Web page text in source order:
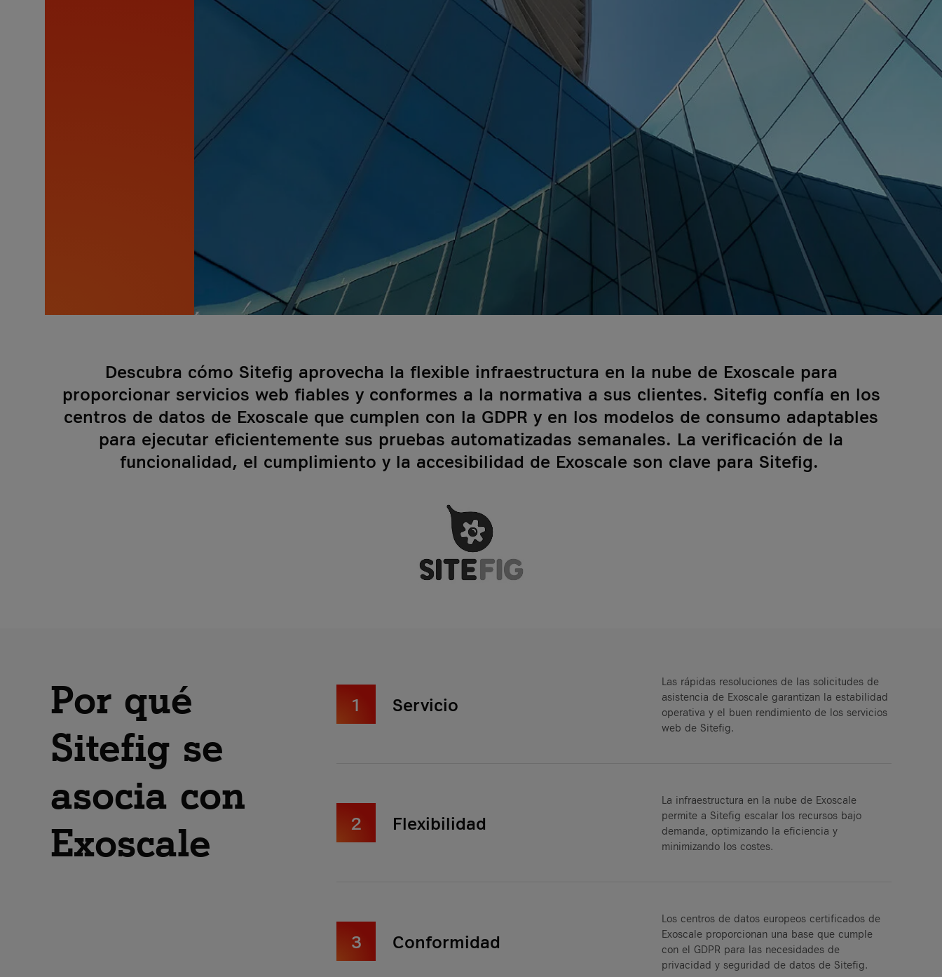
Descubra cómo Sitefig aprovecha la flexible infraestructura en la nube de Exoscale para
proporcionar servicios web fiables y conformes a la normativa a sus clientes. Sitefig confía en los
centros de datos de Exoscale que cumplen con la GDPR y en los modelos de consumo adaptables
para ejecutar eficientemente sus pruebas automatizadas semanales. La verificación de la
funcionalidad, el cumplimiento y la accesibilidad de Exoscale son clave para Sitefig.
Por qué
Sitefig se
asocia con
Exoscale
1 Servicio
Las rápidas resoluciones de las solicitudes de
asistencia de Exoscale garantizan la estabilidad
operativa y el buen rendimiento de los servicios
web de Sitefig.
2 Flexibilidad
La infraestructura en la nube de Exoscale
permite a Sitefig escalar los recursos bajo
demanda, optimizando la eficiencia y
minimizando los costes.
3 Conformidad
Los centros de datos europeos certificados de
Exoscale proporcionan una base que cumple
con el GDPR para las necesidades de
privacidad y seguridad de datos de Sitefig.